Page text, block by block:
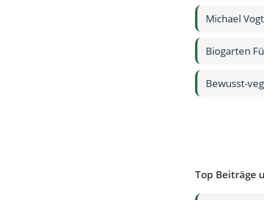
Michael
Biogarten
Bewusst-
Top Beiträge